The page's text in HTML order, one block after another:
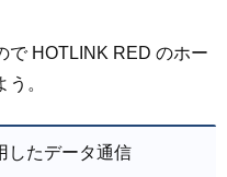
で HOTLINK RED のホー
。
したデータ通信